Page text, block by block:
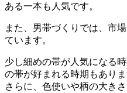
ある一本も人気です。
また、男帯づくりでは、市
ています。
少し細めの帯が人気になる
の帯が好まれる時期もありま
さらに、色使いや柄の大き